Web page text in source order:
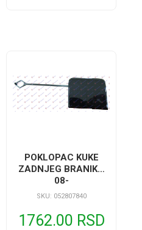
POKLOPAC KUKE
ZADNJEG BRANIKA
08-
SKU: 052807840
1762.00 RSD